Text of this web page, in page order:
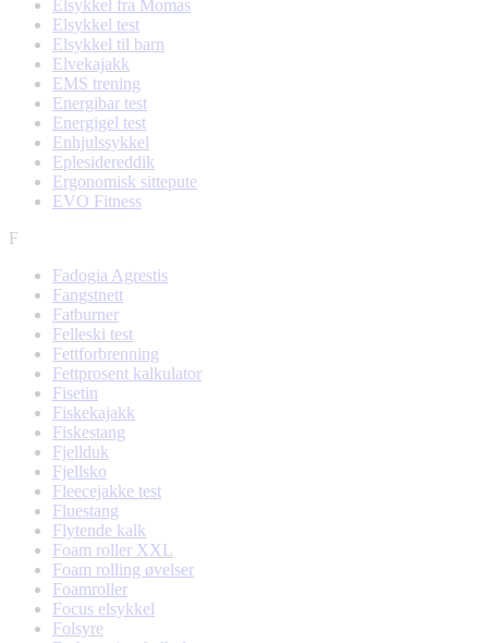
Elsykkel fra Momas
Elsykkel test
Elsykkel til barn
Elvekajakk
EMS trening
Energibar test
Energigel test
Enhjulssykkel
Eplesidereddik
Ergonomisk sittepute
EVO Fitness
F
Fadogia Agrestis
Fangstnett
Fatburner
Felleski test
Fettforbrenning
Fettprosent kalkulator
Fisetin
Fiskekajakk
Fiskestang
Fjellduk
Fjellsko
Fleecejakke test
Fluestang
Flytende kalk
Foam roller XXL
Foam rolling øvelser
Foamroller
Focus elsykkel
Folsyre